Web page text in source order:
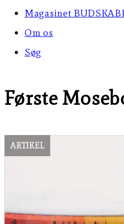
Magasinet
Om os
Søg
Første
ARTIKEL